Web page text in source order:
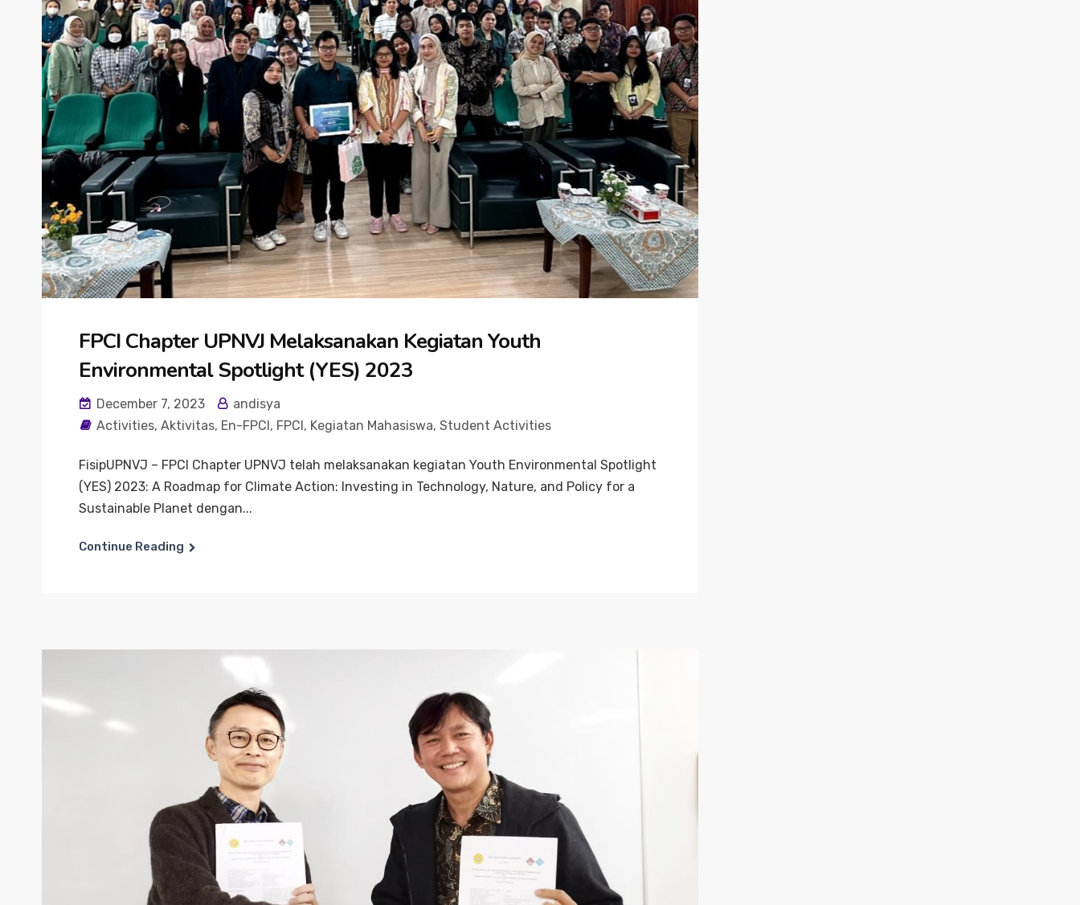
FPCI Chapter UPNVJ Melaksanakan Kegiatan Youth
Environmental Spotlight (YES) 2023
December 7, 2023
andisya
Activities, Aktivitas, En-FPCI , FPCI , Kegiatan Mahasiswa, Student Activities
FisipUPNVJ – FPCI Chapter UPNVJ telah melaksanakan kegiatan Youth Environmental Spotlight
(YES) 2023: A Roadmap for Climate Action: Investing in Technology, Nature, and Policy for a
Sustainable Planet dengan...
Continue Reading